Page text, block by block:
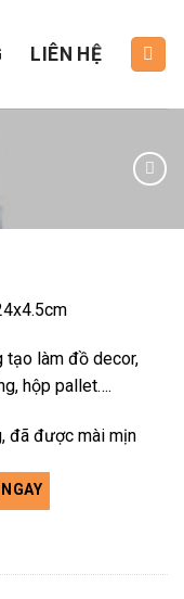
LIÊN HỆ
tạo làm đồ decor,
hộp pallet….
đã được mài mịn